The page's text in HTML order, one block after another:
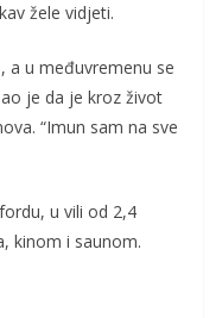
žele vidjeti.
a u međuvremenu se
je da je kroz život
“Imun sam na sve
u vili od 2,4
kinom i saunom.